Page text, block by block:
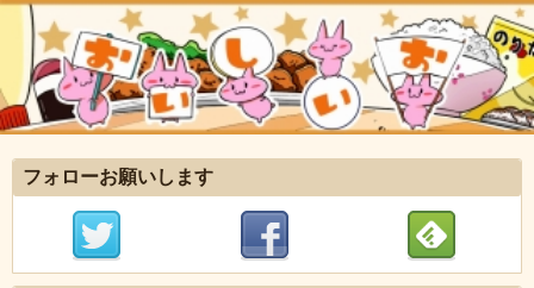
フォローお願いします